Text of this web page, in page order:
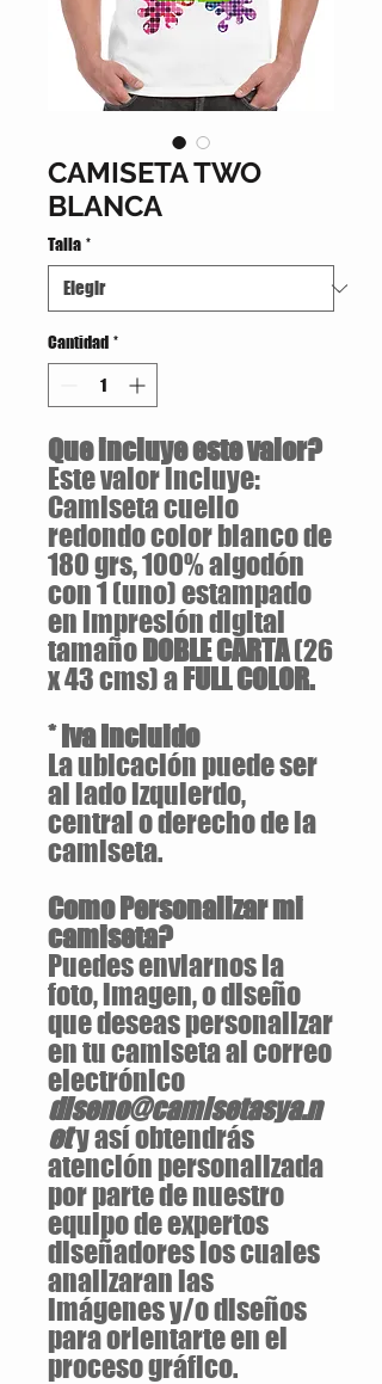
CAMISETA TWO
BLANCA
Talla *
Cantidad *
Que incluye este valor?
Este valor incluye:
Camiseta cuello
redondo color blanco de
180 grs, 100% algodón
con 1 (uno) estampado
en impresión digital
tamaño DOBLE CARTA(26
x 43 cms) a FULL COLOR.
* Iva Incluido
La ubicación puede ser
al lado izquierdo,
central o derecho de la
camiseta.
Como Personalizar mi
camiseta?
Puedes enviarnos la
foto, imagen, o diseño
que deseas personalizar
en tu camiseta al correo
electrónico
diseno@camisetasya.n
ety así obtendrás
atención personalizada
por parte de nuestro
equipo de expertos
diseñadores los cuales
analizaran las
imágenes y/o diseños
para orientarte en el
proceso gráfico.